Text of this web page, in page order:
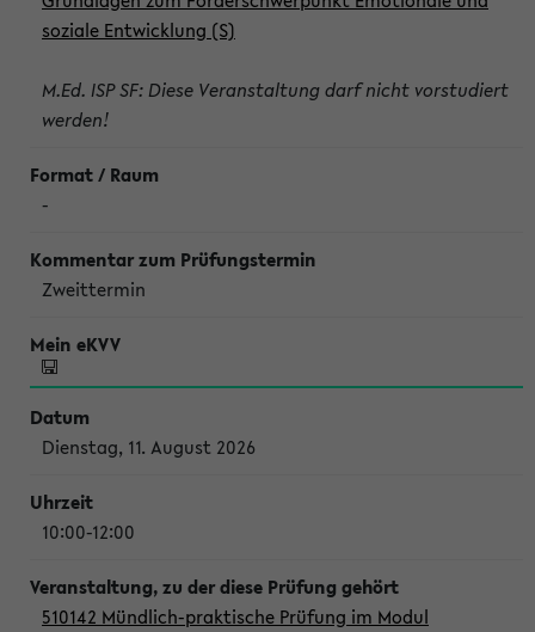
soziale Entwicklung (S)
M.Ed. ISP SF: Diese Veranstaltung darf nicht vorstudiert
werden!
-
Zweittermin
Dienstag, 11. August 2026
10:00-12:00
510142 Mündlich-praktische Prüfung im Modul